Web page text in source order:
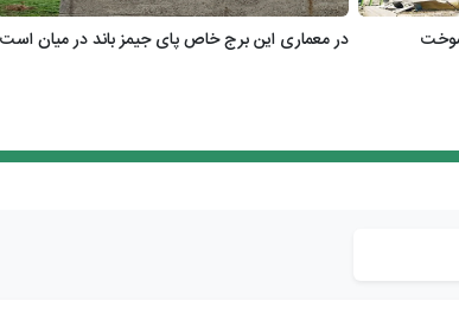
در معماری این برج خاص پای جیمز باند در میان است